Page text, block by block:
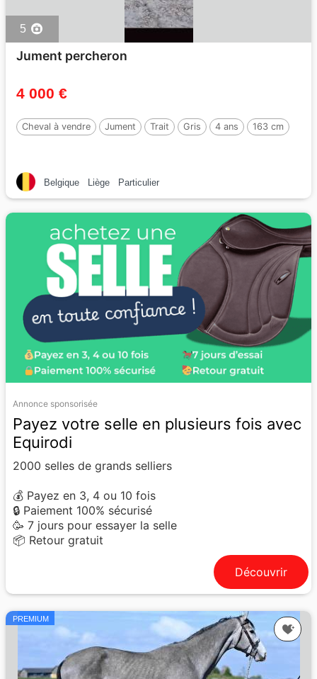
5
Jument percheron
4 000 €
Cheval à vendre Jument Trait Gris 4 ans 163 cm
Belgique Liège Particulier
Annonce sponsorisée
Payez votre selle en plusieurs fois avec
Equirodi
2000 selles de grands selliers
💰 Payez en 3, 4 ou 10 fois
🔒 Paiement 100% sécurisé
🥳 7 jours pour essayer la selle
📦 Retour gratuit
Découvrir
PREMIUM